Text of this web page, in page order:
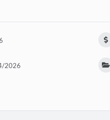
2026